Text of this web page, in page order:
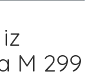
M 299